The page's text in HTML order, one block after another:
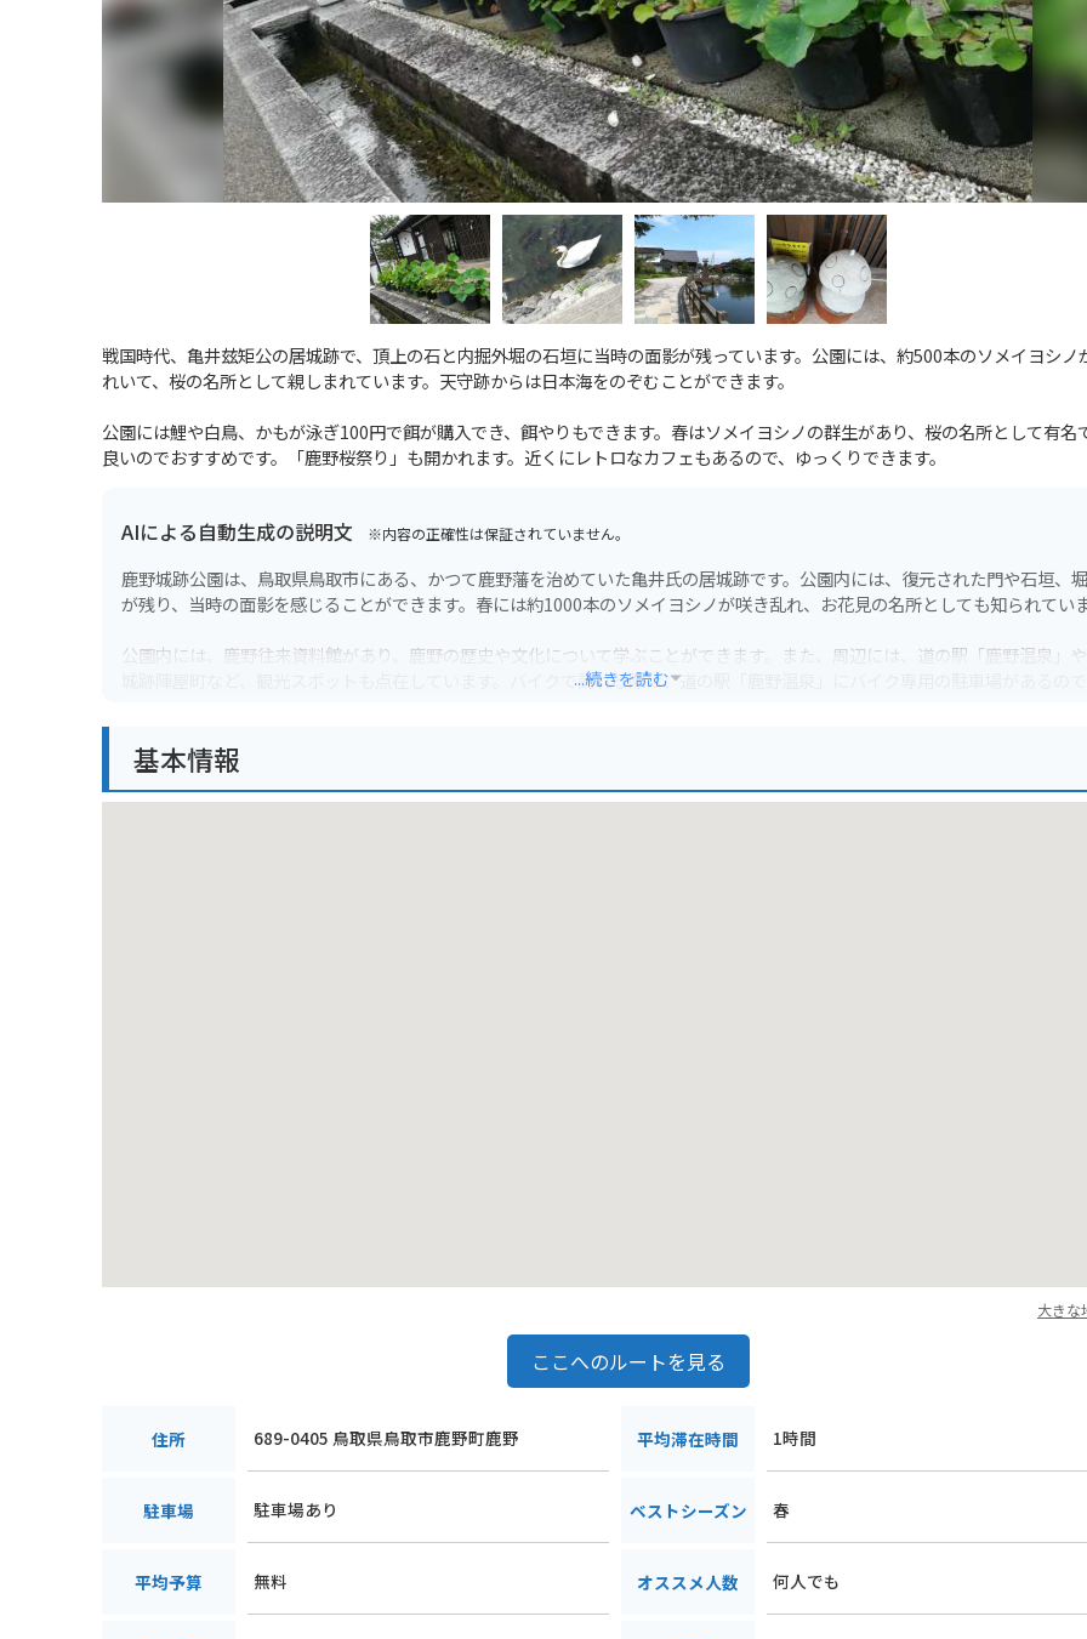
戦国時代、亀井玆矩公の居城跡で、頂上の石と内掘外堀の石垣に当時の面影が残っています。公園には、約500本のソメイヨシノ
れいて、桜の名所として親しまれています。天守跡からは日本海をのぞむことができます。
公園には鯉や白鳥、かもが泳ぎ100円で餌が購入でき、餌やりもできます。春はソメイヨシノの群生があり、桜の名所として有名
良いのでおすすめです。「鹿野桜祭り」も開かれます。近くにレトロなカフェもあるので、ゆっくりできます。
AIによる自動生成の説明文 ※内容の正確性は保証されていません。
鹿野城跡公園は、鳥取県鳥取市にある、かつて鹿野藩を治めていた亀井氏の居城跡です。公園内には、復元された門や石垣、
が残り、当時の面影を感じることができます。春には約1000本のソメイヨシノが咲き乱れ、お花見の名所としても知られてい
公園内には、鹿野往来資料館があり、鹿野の歴史や文化について学ぶことができます。また、周辺には、道の駅「鹿野温泉」
城跡陣屋町など、観光スポットも点在しています。バイクで訪れる際は、道の駅「鹿野温泉」にバイク専用の駐車場があるの
城跡公園は高台に位置しているため、鳥取市街地を一望できる絶景スポットでもあります。夜にはライトアップもされ、幻想
...続きを読む
基本情報
大きな
ここへのルートを見る
住所 689-0405 鳥取県鳥取市鹿野町鹿野 平均滞在時間 1時間
駐車場 駐車場あり ベストシーズン 春
平均予算 無料 オススメ人数 何人でも